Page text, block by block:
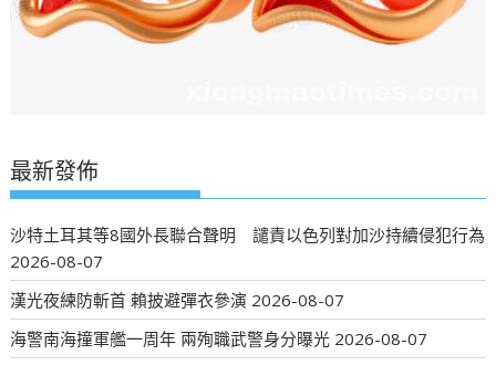
最新發佈
沙特土耳其等8國外長聯合聲明 譴責以色列對加沙持續侵犯行為
2026-08-07
漢光夜練防斬首 賴披避彈衣參演 2026-08-07
海警南海撞軍艦一周年 兩殉職武警身分曝光 2026-08-07